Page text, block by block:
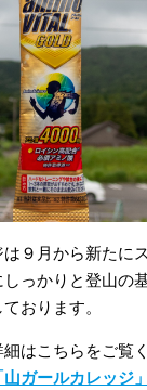
９月から新たに
っかりと登山の
おります。
はこちらをご覧
ガールカレッジ